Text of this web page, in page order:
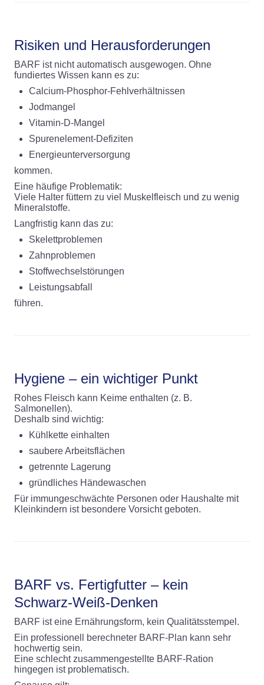
Risiken und Herausforderungen
BARF ist nicht automatisch ausgewogen. Ohne
fundiertes Wissen kann es zu:
Calcium-Phosphor-Fehlverhältnissen
Jodmangel
Vitamin-D-Mangel
Spurenelement-Defiziten
Energieunterversorgung
kommen.
Eine häufige Problematik:
Viele Halter füttern zu viel Muskelfleisch und zu wenig
Mineralstoffe.
Langfristig kann das zu:
Skelettproblemen
Zahnproblemen
Stoffwechselstörungen
Leistungsabfall
führen.
Hygiene – ein wichtiger Punkt
Rohes Fleisch kann Keime enthalten (z. B.
Salmonellen).
Deshalb sind wichtig:
Kühlkette einhalten
saubere Arbeitsflächen
getrennte Lagerung
gründliches Händewaschen
Für immungeschwächte Personen oder Haushalte mit
Kleinkindern ist besondere Vorsicht geboten.
BARF vs. Fertigfutter – kein
Schwarz-Weiß-Denken
BARF ist eine Ernährungsform, kein Qualitätsstempel.
Ein professionell berechneter BARF-Plan kann sehr
hochwertig sein.
Eine schlecht zusammengestellte BARF-Ration
hingegen ist problematisch.